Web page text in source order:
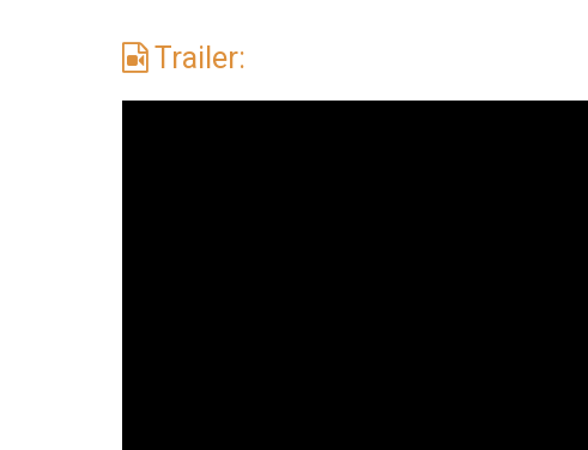
Trailer: